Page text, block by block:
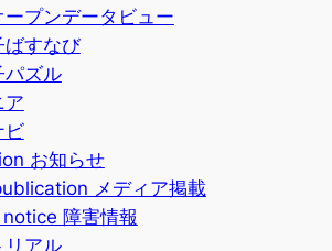
ープンデータビュー
ばすなび
パズル
ア
ビ
お知らせ
メディア掲載
障害情報
リアル